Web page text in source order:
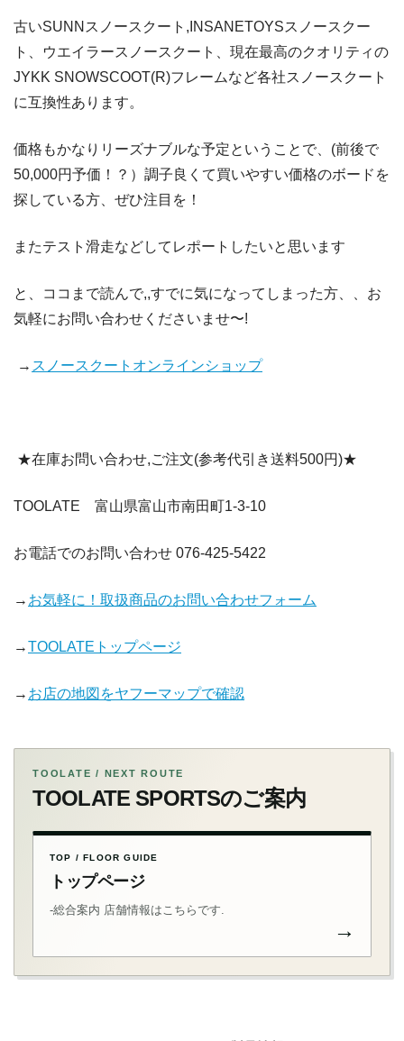
古いSUNNスノースクート,INSANETOYSスノースクー
ト、ウエイラースノースクート、現在最高のクオリティの
JYKK SNOWSCOOT(R)フレームなど各社スノースクート
に互換性あります。
価格もかなりリーズナブルな予定ということで、(前後で
50,000円予価！？）調子良くて買いやすい価格のボードを
探している方、ぜひ注目を！
またテスト滑走などしてレポートしたいと思います
と、ココまで読んで,,すでに気になってしまった方、、お
気軽にお問い合わせくださいませ〜!
→ スノースクートオンラインショップ
★在庫お問い合わせ,ご注文(参考代引き送料500円)★
TOOLATE 富山県富山市南田町1-3-10
お電話でのお問い合わせ 076-425-5422
→ お気軽に！取扱商品のお問い合わせフォーム
→TOOLATEトップページ
→ お店の地図をヤフーマップで確認
TOOLATE / NEXT ROUTE
TOOLATE SPORTSのご案内
TOP / FLOOR GUIDE
トップページ
-総合案内 店舗情報はこちらです.
→